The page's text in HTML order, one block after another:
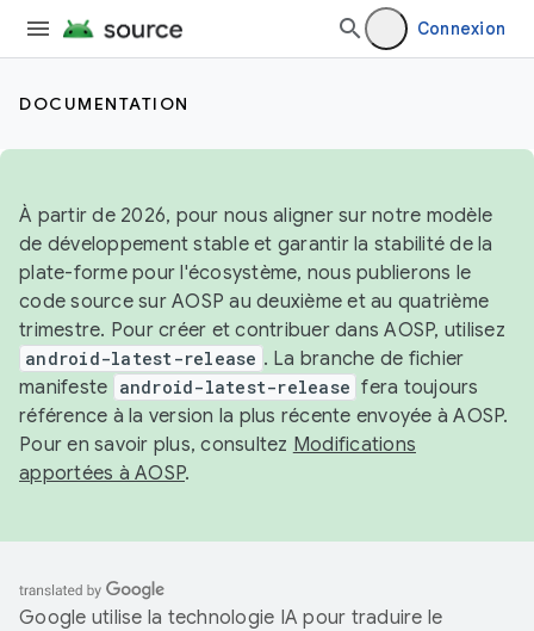
Connexion
DOCUMENTATION
À partir de 2026, pour nous aligner sur notre modèle
de développement stable et garantir la stabilité de la
plate-forme pour l'écosystème, nous publierons le
code source sur AOSP au deuxième et au quatrième
trimestre. Pour créer et contribuer dans AOSP, utilisez
android-latest-release . La branche de fichier
manifeste android-latest-release fera toujours
référence à la version la plus récente envoyée à AOSP.
Pour en savoir plus, consultez Modifications
apportées à AOSP.
Google utilise la technologie IA pour traduire le